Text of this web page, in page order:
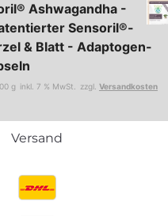
Ashwagandha -
Sensoril®-
& Blatt - Adaptogen-
g inkl. 7 % MwSt. zzgl. Versandkosten
Versand